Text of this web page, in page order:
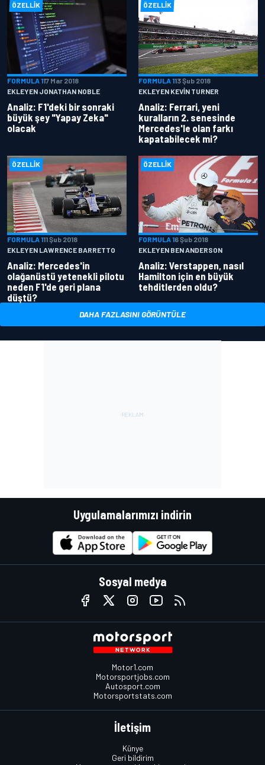
ÖZELLIK
FORMULA 117 Mar 2018
EKLEYEN JONATHAN NOBLE
Analiz: F1'deki bir sonraki
büyük şey "Yapay Zeka"
olacak
ÖZELLIK
FORMULA 113 Şub 2018
EKLEYEN KEVIN TURNER
Analiz: Ferrari, yeni
kuralların 2. senesinde
Mercedes'le olan farkı
kapatabilecek mi?
ÖZELLIK
FORMULA 111 Şub 2018
EKLEYEN LAWRENCE BARRETTO
Analiz: Mercedes'in
olağanüstü yetenekli pilotu
neden F1'de geri plana
düştü?
ÖZELLIK
FORMULA 16 Şub 2018
EKLEYEN BEN ANDERSON
Analiz: Verstappen, nasıl
Hamilton için en büyük
tehditlerden oldu?
DAHA FAZLASINI GÖRÜNTÜLE
Uygulamalarımızı indirin
Sosyal medya
Motor1.com
Motorsportjobs.com
Autosport.com
Motorsportstats.com
İletişim
Künye
Geri bildirim